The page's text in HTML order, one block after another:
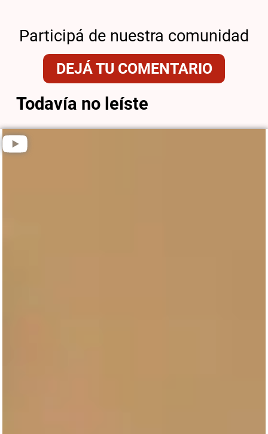
Participá de nuestra comunidad
DEJÁ TU COMENTARIO
Todavía no leíste